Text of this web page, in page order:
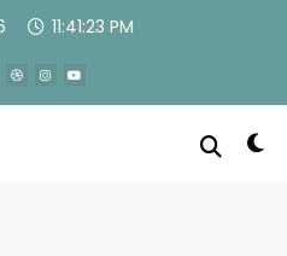
11:41:24 PM